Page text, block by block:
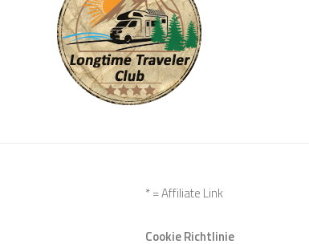
* = Affiliate Link
Cookie Richtlinie